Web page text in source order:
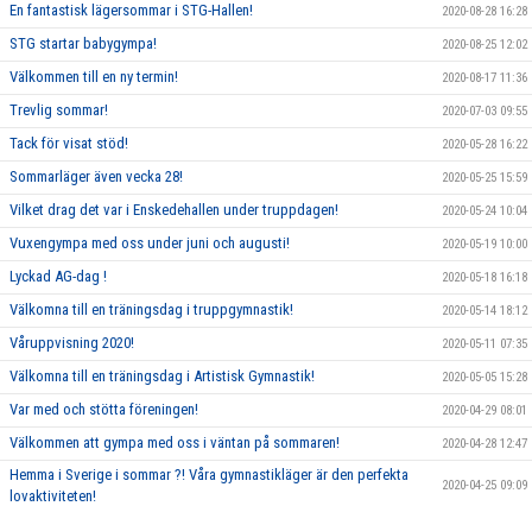
En fantastisk lägersommar i STG-Hallen! 2020-08-28 16:28
STG startar babygympa! 2020-08-25 12:02
Välkommen till en ny termin! 2020-08-17 11:36
Trevlig sommar! 2020-07-03 09:55
Tack för visat stöd! 2020-05-28 16:22
Sommarläger även vecka 28! 2020-05-25 15:59
Vilket drag det var i Enskedehallen under truppdagen! 2020-05-24 10:04
Vuxengympa med oss under juni och augusti! 2020-05-19 10:00
Lyckad AG-dag ! 2020-05-18 16:18
Välkomna till en träningsdag i truppgymnastik! 2020-05-14 18:12
Våruppvisning 2020! 2020-05-11 07:35
Välkomna till en träningsdag i Artistisk Gymnastik! 2020-05-05 15:28
Var med och stötta föreningen! 2020-04-29 08:01
Välkommen att gympa med oss i väntan på sommaren! 2020-04-28 12:47
Hemma i Sverige i sommar ?! Våra gymnastikläger är den perfekta
lovaktiviteten!
2020-04-25 09:09